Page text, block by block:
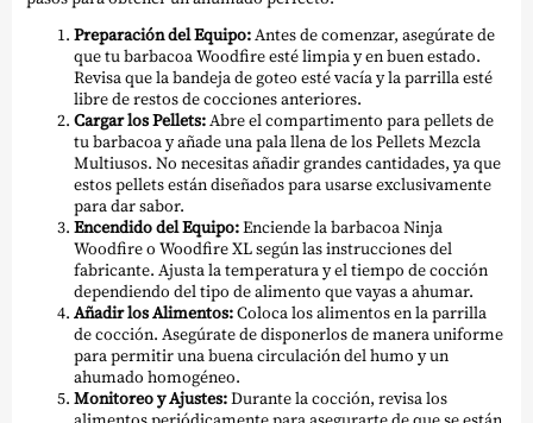
Preparación del Equipo:Antes de comenzar, asegúrate de
que tu barbacoa Woodfire esté limpia y en buen estado.
Revisa que la bandeja de goteo esté vacía y la parrilla esté
libre de restos de cocciones anteriores.
Cargar los Pellets:Abre el compartimento para pellets de
tu barbacoa y añade una pala llena de los Pellets Mezcla
Multiusos. No necesitas añadir grandes cantidades, ya que
estos pellets están diseñados para usarse exclusivamente
para dar sabor.
Encendido del Equipo:Enciende la barbacoa Ninja
Woodfire o Woodfire XL según las instrucciones del
fabricante. Ajusta la temperatura y el tiempo de cocción
dependiendo del tipo de alimento que vayas a ahumar.
Añadir los Alimentos:Coloca los alimentos en la parrilla
de cocción. Asegúrate de disponerlos de manera uniforme
para permitir una buena circulación del humo y un
ahumado homogéneo.
Monitoreo y Ajustes:Durante la cocción, revisa los